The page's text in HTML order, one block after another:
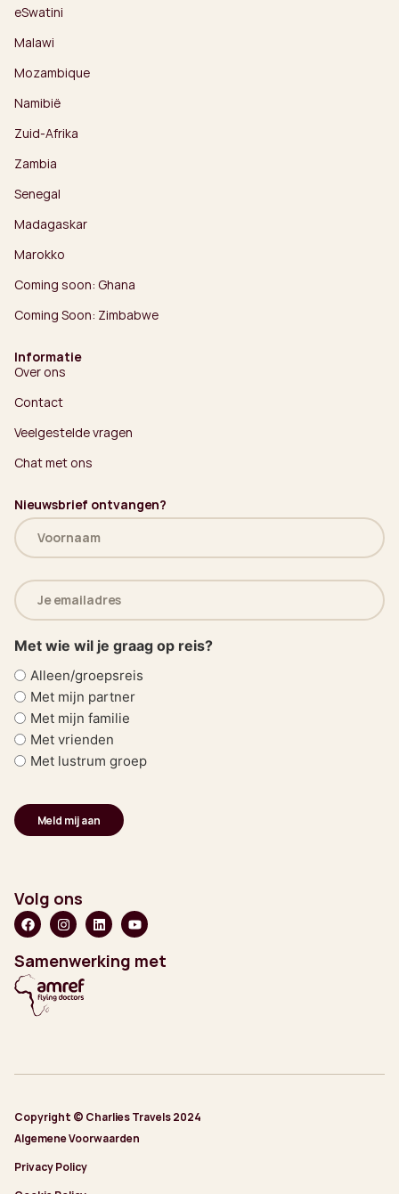
eSwatini
Malawi
Mozambique
Namibië
Zuid-Afrika
Zambia
Senegal
Madagaskar
Marokko
Coming soon: Ghana
Coming Soon: Zimbabwe
Informatie
Over ons
Contact
Veelgestelde vragen
Chat met ons
Nieuwsbrief ontvangen?
Naam
(Vereist)
E-
mailadres
(Vereist)
Met wie wil je graag op reis?
Alleen/groepsreis
Met mijn partner
Met mijn familie
Met vrienden
Met lustrum groep
Volg ons
Samenwerking met
Copyright © Charlies Travels 2024
Algemene Voorwaarden
Privacy Policy